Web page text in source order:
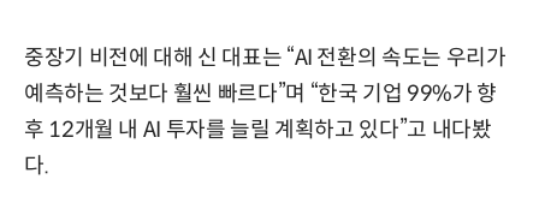
중장기 비전에 대해 신 대표는 “AI 전환의 속도는 우리가
예측하는 것보다 훨씬 빠르다”며 “한국 기업 99%가 향
후 12개월 내 AI 투자를 늘릴 계획하고 있다”고 내다봤
다.